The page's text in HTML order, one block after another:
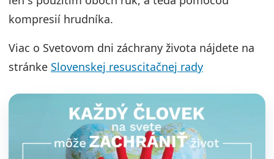
kompresií hrudníka.
Viac o Svetovom dni záchrany života nájdete na
stránke Slovenskej resuscitačnej rady